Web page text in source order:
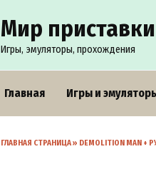
Мир
Игры, эмуляторы, прохождения
Главная Игры и
ГЛАВНАЯ СТРАНИЦА» DEMOLITION MAN +